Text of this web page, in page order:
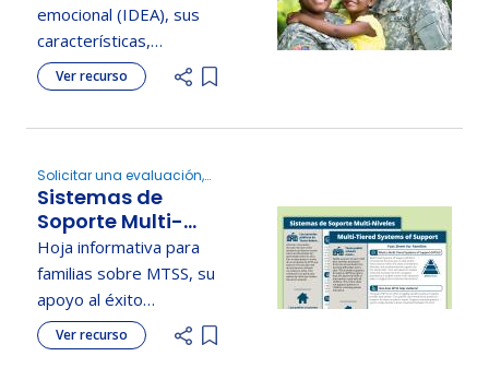
emocional (IDEA), sus
características,
trastornos relacionados
y destaca la importancia
Ver recurso
Add item to list
Solicitar una evaluación,
Nuevo en educación
especial, Determinar la
elegibilidad
Sistemas de
Soporte Multi-
Niveles
Hoja informativa para
familias sobre MTSS, su
apoyo al éxito
estudiantil y los apoyos
académicos,
Ver recurso
Add item to list